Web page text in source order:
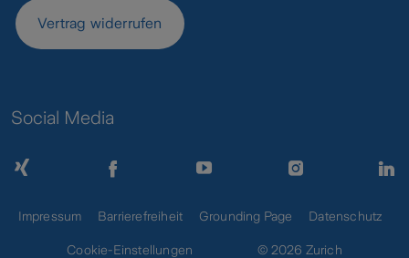
Vertrag widerrufen
Social Media
Impressum Barrierefreiheit Grounding Page Datenschutz
Cookie-Einstellungen © 2026 Zurich